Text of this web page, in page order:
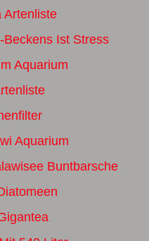
Artenliste
Ist Stress
Aquarium
Aquarium
Buntbarsche